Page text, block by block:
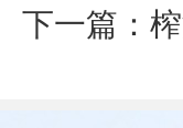
下一篇：